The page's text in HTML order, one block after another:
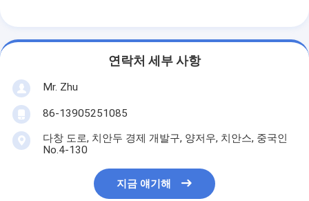
연락처 세부 사항
Mr. Zhu
86-13905251085
다창 도로, 치안두 경제 개발구, 양저우, 치안스, 중국인
No.4-130
지금 얘기해